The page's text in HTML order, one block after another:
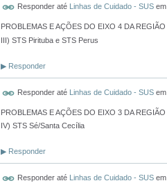
Responder até Linhas de Cuidado - SUS em
PROBLEMAS E AÇÕES DO EIXO 4 DA REGIÃO
III) STS Pirituba e STS Perus
▶ Responder
Responder até Linhas de Cuidado - SUS em
PROBLEMAS E AÇÕES DO EIXO 3 DA REGIÃO
IV) STS Sé/Santa Cecília
▶ Responder
Responder até Linhas de Cuidado - SUS em